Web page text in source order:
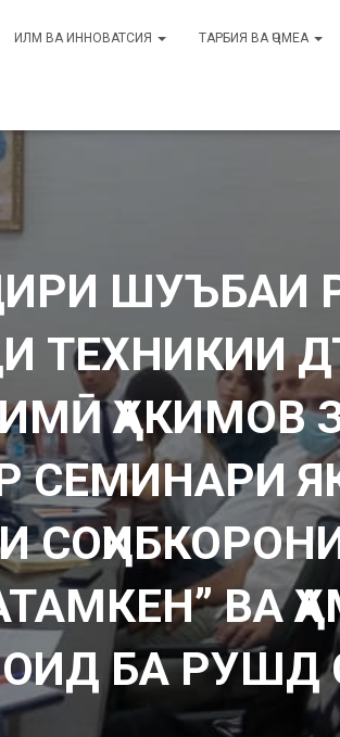
ИЛМ ВА ИННОВАТСИЯ ТАРБИЯ ВА ҶОМЕА
ШУЪБАИ
ТЕХНИКИИ
ҲАКИМОВ
СЕМИНАРИ
ВА
БА РУШД